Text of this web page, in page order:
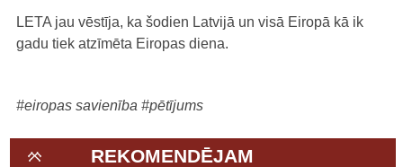
LETA jau vēstīja, ka šodien Latvijā un visā Eiropā kā ik
gadu tiek atzīmēta Eiropas diena.
#eiropas savienība #pētījums
REKOMENDĒJAM